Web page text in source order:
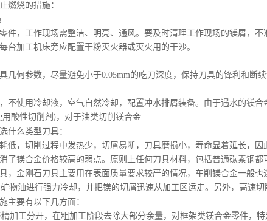
燃烧的措施：
件，工作现场需整洁、明亮、通风。要及时清理工作现场的镁屑，
台加工机床旁应配置干粉灭火器或灭火用的干沙。
几何参数，尽量避免小于0.05mm的吃刀深度，保持刀具的锋利和断
不使用冷却液，空气自然冷却，配置冲水排屑装备。由于遇水的镁
用酸性切削剂 )，对于油类切削 镁合金
选什么类型刀具：
低，切削过程中发热少，切屑易断，刀具磨损小，寿命显着延长，
了镁合金价格较高的弱点。原则上任何刀具材料，包括普通碳素钢
，金刚石刀具主要用在表面质量要求较严的情况，车削镁合金一般
物油进行强力冷却，并把镁的切屑迅速从加工区运走。另外，高速
主要有以下几方面：
加工分开，在粗加工阶段去除大部分余量，对框架类镁合金零件，